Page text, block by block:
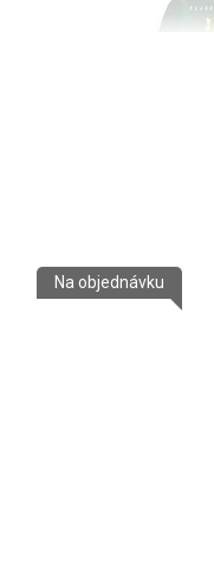
Na objednávku